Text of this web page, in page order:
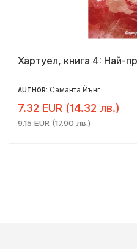
Хартуел, книга 4: Най-
AUTHOR: Саманта Йънг
7.32 EUR (14.32 лв.)
9.15 EUR (17.90 лв.)